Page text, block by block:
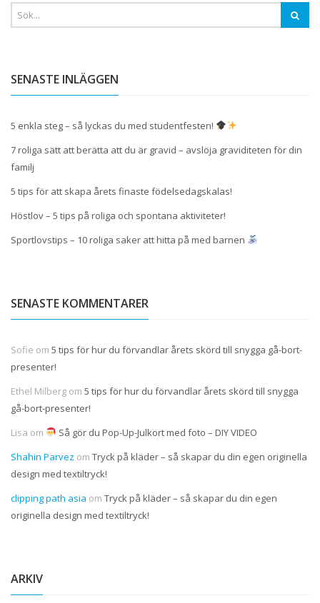
SENASTE INLÄGGEN
5 enkla steg – så lyckas du med studentfesten!
7 roliga sätt att berätta att du är gravid – avslöja graviditeten för din
familj
5 tips för att skapa årets finaste födelsedagskalas!
Höstlov – 5 tips på roliga och spontana aktiviteter!
Sportlovstips – 10 roliga saker att hitta på med barnen
SENASTE KOMMENTARER
Sofie om 5 tips för hur du förvandlar årets skörd till snygga gå-bort-
presenter!
Ethel Milberg om 5 tips för hur du förvandlar årets skörd till snygga
gå-bort-presenter!
Lisa om
Så gör du Pop-Up-Julkort med foto – DIY VIDEO
Shahin Parvez om Tryck på kläder – så skapar du din egen originella
design med textiltryck!
clipping path asia om Tryck på kläder – så skapar du din egen
originella design med textiltryck!
ARKIV